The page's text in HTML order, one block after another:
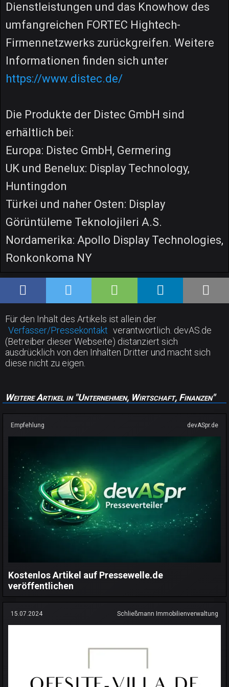
Dienstleistungen und das Knowhow des
umfangreichen FORTEC Hightech-
Firmennetzwerks zurückgreifen. Weitere
Informationen finden sich unter
https://www.distec.de/
Die Produkte der Distec GmbH sind
erhältlich bei:
Europa: Distec GmbH, Germering
UK und Benelux: Display Technology,
Huntingdon
Türkei und naher Osten: Display
Görüntüleme Teknolojileri A.S.
Nordamerika: Apollo Display Technologies,
Ronkonkoma NY
Für den Inhalt des Artikels ist allein der
Verfasser/Pressekontakt verantwortlich. devAS.de
(Betreiber dieser Webseite) distanziert sich
ausdrücklich von den Inhalten Dritter und macht sich
diese nicht zu eigen.
Weitere Artikel in "Unternehmen, Wirtschaft, Finanzen"
Empfehlung devASpr.de
Kostenlos Artikel auf Pressewelle.de
veröffentlichen
15.07.2024 Schließmann Immobilienverwaltung